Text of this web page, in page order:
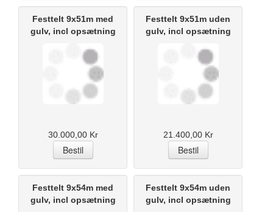
Festtelt 9x51m med
gulv, incl opsætning
30.000,00 Kr
Festtelt 9x51m uden
gulv, incl opsætning
21.400,00 Kr
Festtelt 9x54m med
gulv, incl opsætning
Festtelt 9x54m uden
gulv, incl opsætning